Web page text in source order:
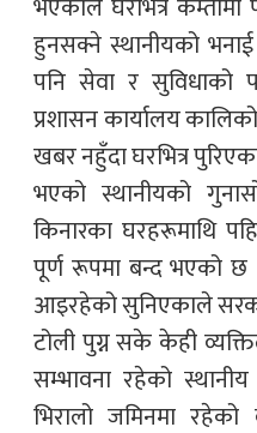
भएकाले घरभित्र
हुनसक्ने स्थानीयको भनाई
पनि सेवा र सुविधाको
प्रशासन कार्यालय
खबर नहुँदा घरभित्र
भएको स्थानीयको
किनारका घरहरूमाथि
पूर्ण रूपमा बन्द भएको छ
आइरहेको सुनिएकाले
टोली पुग्न सके केही
सम्भावना रहेको
भिरालो जमिनमा